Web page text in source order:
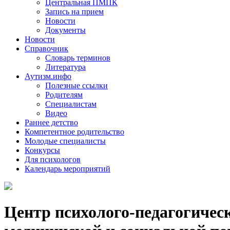
Центральная ПМПК
Запись на прием
Новости
Документы
Новости
Справочник
Словарь терминов
Литература
Аутизм.инфо
Полезные ссылки
Родителям
Специалистам
Видео
Раннее детство
Компетентное родительство
Молодые специалисты
Конкурсы
Для психологов
Календарь мероприятий
Центр психолого-